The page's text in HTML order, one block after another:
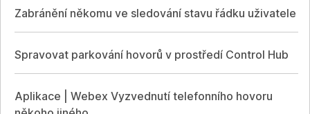
Zabránění někomu ve sledování stavu řádku uživatele
Spravovat parkování hovorů v prostředí Control Hub
Aplikace | Webex Vyzvednutí telefonního hovoru